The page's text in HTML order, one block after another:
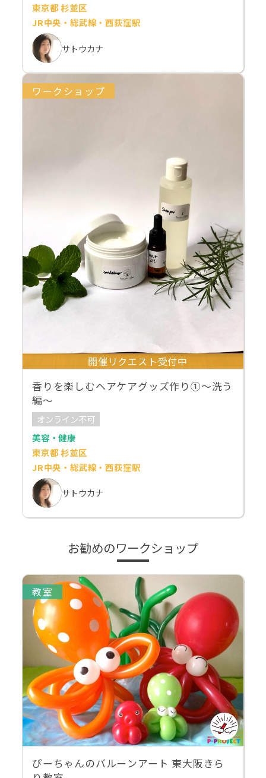
東京都 杉並区
JR中央・総武線・西荻窪駅
サトウカナ
ワークショップ
開催リクエスト受付中
香りを楽しむヘアケアグッズ作り①～洗う
編～
オンライン不可
美容・健康
東京都 杉並区
JR中央・総武線・西荻窪駅
サトウカナ
お勧めのワークショップ
教室
ぴーちゃんのバルーンアート 東大阪きら